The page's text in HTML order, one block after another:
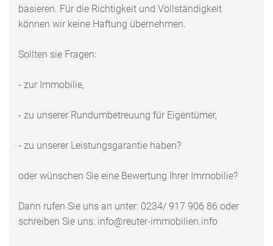
basieren. Für die Richtigkeit und Vollständigkeit
können wir keine Haftung übernehmen.
Sollten sie Fragen:
- zur Immobilie,
- zu unserer Rundumbetreuung für Eigentümer,
- zu unserer Leistungsgarantie haben?
oder wünschen Sie eine Bewertung Ihrer Immobilie?
Dann rufen Sie uns an unter: 0234/ 917 906 86 oder
schreiben Sie uns: info@reuter-immobilien.info